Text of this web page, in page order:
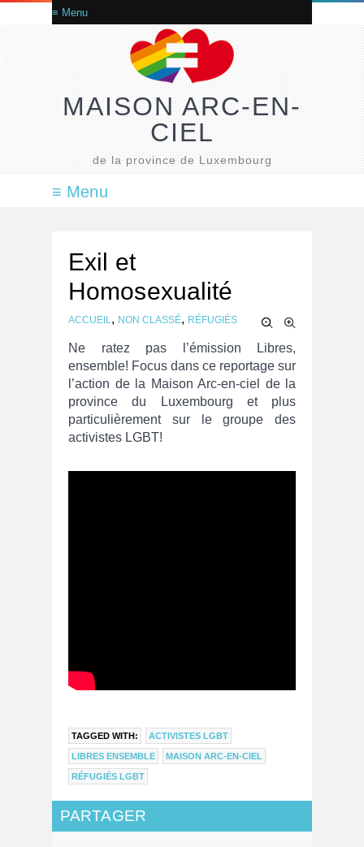
MAISON ARC-EN-
CIEL
de la province de Luxembourg
Exil et
Homosexualité
ACCUEIL, NON CLASSÉ, RÉFUGIÉS
Ne ratez pas l’émission Libres,
ensemble! Focus dans ce reportage sur
l’action de la Maison Arc-en-ciel de la
province du Luxembourg et plus
particulièrement sur le groupe des
activistes LGBT!
TAGGED WITH: ACTIVISTES LGBT
LIBRES ENSEMBLE MAISON ARC-EN-CIEL
RÉFUGIÉS LGBT
PARTAGER